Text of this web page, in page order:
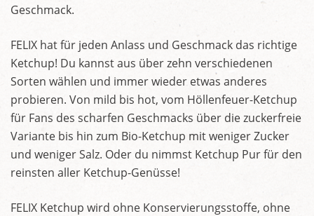
Geschmack.
FELIX hat für jeden Anlass und Geschmack das richtige
Ketchup! Du kannst aus über zehn verschiedenen
Sorten wählen und immer wieder etwas anderes
probieren. Von mild bis hot, vom Höllenfeuer-Ketchup
für Fans des scharfen Geschmacks über die zuckerfreie
Variante bis hin zum Bio-Ketchup mit weniger Zucker
und weniger Salz. Oder du nimmst Ketchup Pur für den
reinsten aller Ketchup-Genüsse!
FELIX Ketchup wird ohne Konservierungsstoffe, ohne